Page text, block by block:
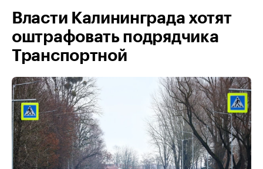
Власти Калининграда хотят
оштрафовать подрядчика
Транспортной